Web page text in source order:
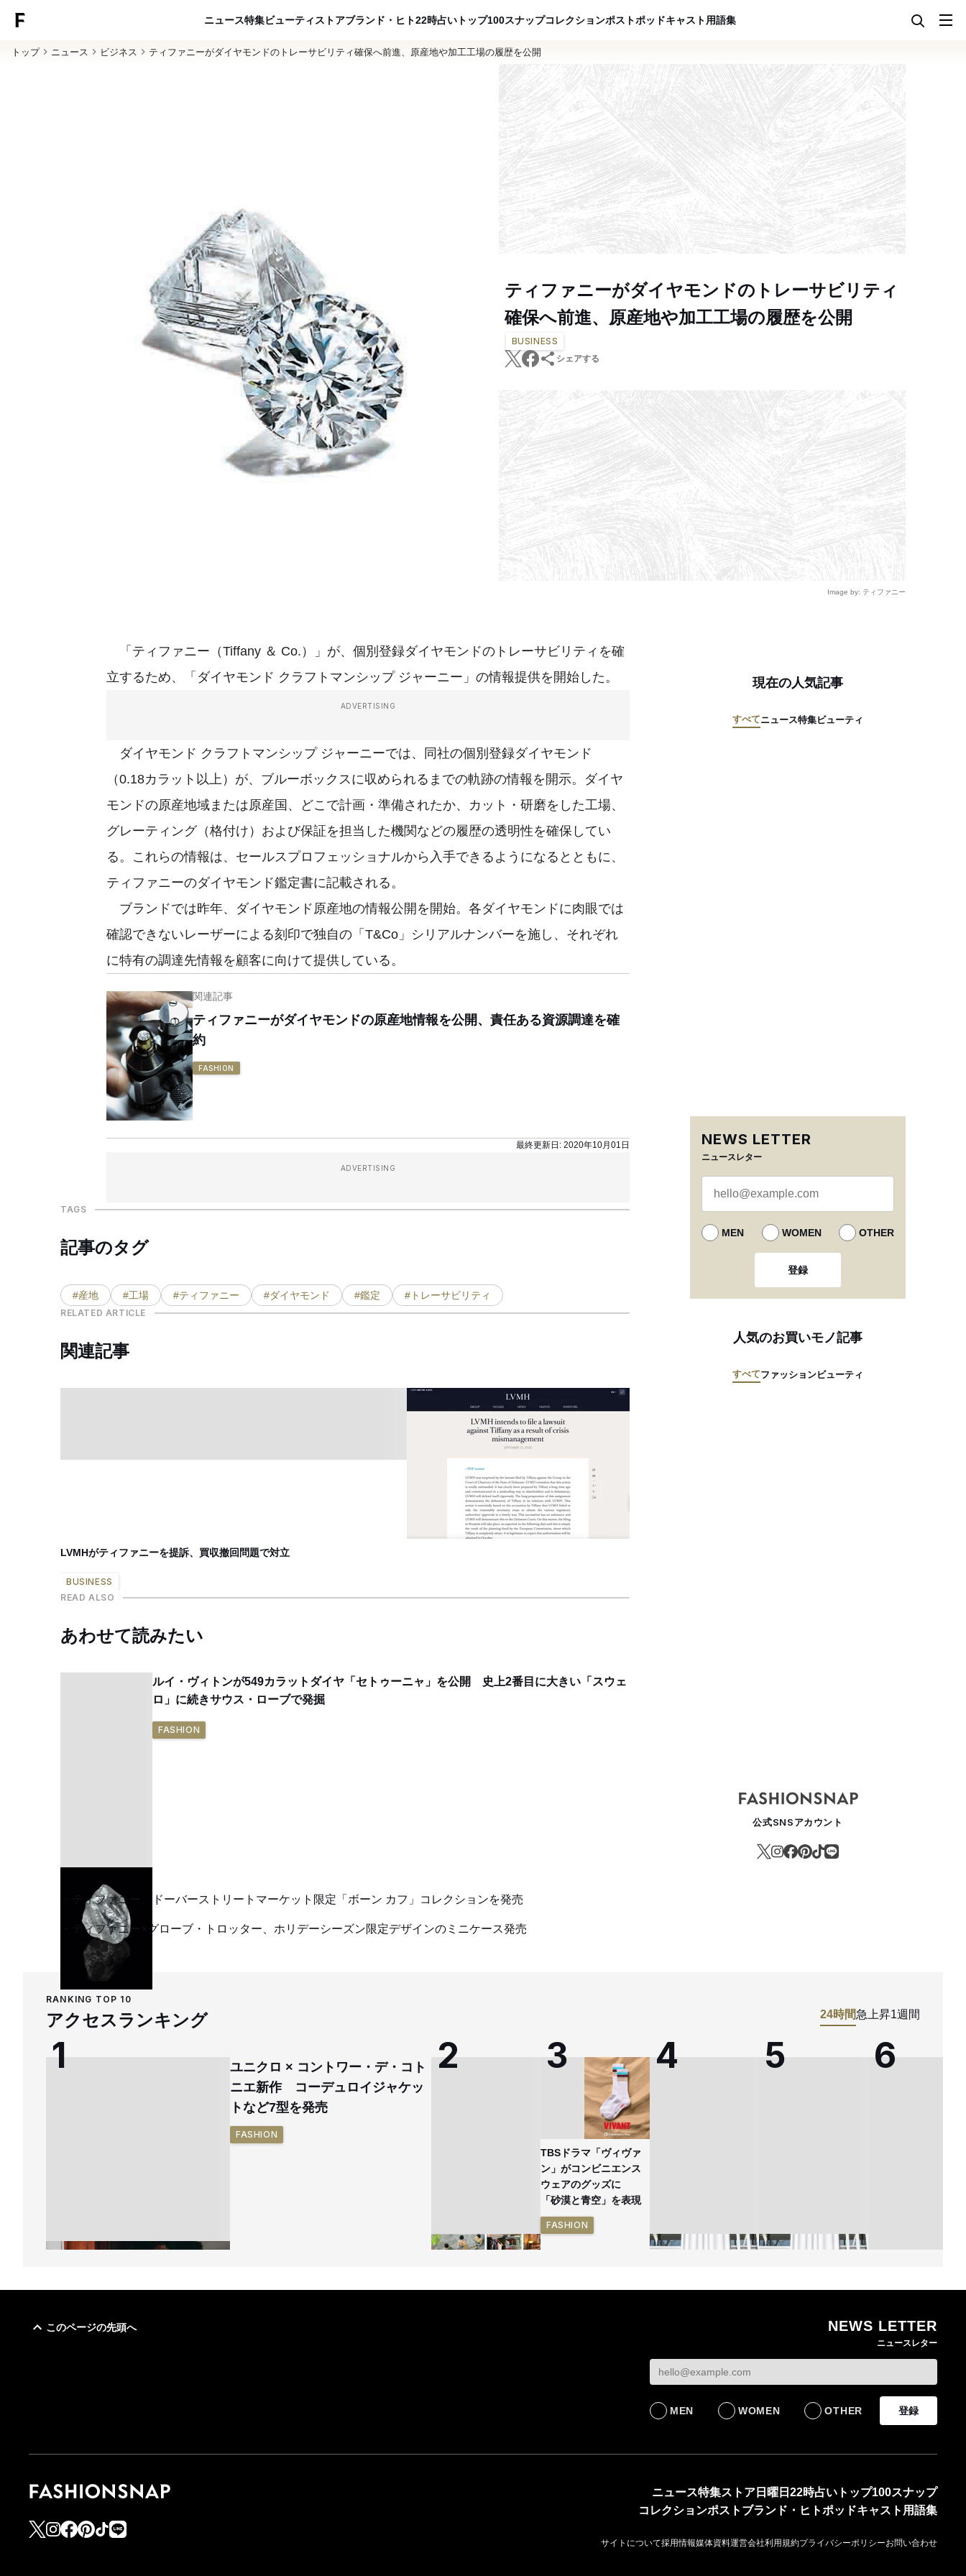
ニュース特集ビューティ ストアブランド・ヒト22時占い トップ100スナップコレクションポストポッドキャスト用語集
トップ ニュース ビジネス ティファニーがダイヤモンドのトレーサビリティ確保へ前進、原産地や加工工場の履歴を公開
ティファニーがダイヤモンドのトレーサビリティ
確保へ前進、原産地や加工工場の履歴を公開
BUSINESS
シェアする
Image by: ティファニー
「ティファニー（Tiffany ＆ Co.）」が、個別登録ダイヤモンドのトレーサビリティを確
立するため、「ダイヤモンド クラフトマンシップ ジャーニー」の情報提供を開始した。
ADVERTISING
ダイヤモンド クラフトマンシップ ジャーニーでは、同社の個別登録ダイヤモンド
（0.18カラット以上）が、ブルーボックスに収められるまでの軌跡の情報を開示。ダイヤ
モンドの原産地域または原産国、どこで計画・準備されたか、カット・研磨をした工場、
グレーティング（格付け）および保証を担当した機関などの履歴の透明性を確保してい
る。これらの情報は、セールスプロフェッショナルから入手できるようになるとともに、
ティファニーのダイヤモンド鑑定書に記載される。
ブランドでは昨年、ダイヤモンド原産地の情報公開を開始。各ダイヤモンドに肉眼では
確認できないレーザーによる刻印で独自の「T&Co」シリアルナンバーを施し、それぞれ
に特有の調達先情報を顧客に向けて提供している。
関連記事
ティファニーがダイヤモンドの原産地情報を公開、責任ある資源調達を確
約
FASHION
最終更新日: 2020年10月01日
ADVERTISING
TAGS
記事のタグ
#産地 #工場 #ティファニー #ダイヤモンド #鑑定 #トレーサビリティ
RELATED ARTICLE
関連記事
LVMHがティファニーを提訴、買収撤回問題で対立
BUSINESS
READ ALSO
あわせて読みたい
ルイ・ヴィトンが549カラットダイヤ「セトゥーニャ」を公開 史上2番目に大きい「スウェ
ロ」に続きサウス・ローブで発掘
FASHION
ティファニー、ドーバーストリートマーケット限定「ボーン カフ」コレクションを発売
ティファニー×グローブ・トロッター、ホリデーシーズン限定デザインのミニケース発売
現在の人気記事
すべてニュース特集ビューティ
NEWS LETTER
ニュースレター
MEN WOMEN OTHER
登録
人気のお買いモノ記事
すべてファッションビューティ
公式SNSアカウント
RANKING TOP 10
アクセスランキング 24時間急上昇1週間
ユニクロ × コントワー・デ・コト
ニエ新作 コーデュロイジャケッ
トなど7型を発売
FASHION
TBSドラマ「ヴィヴァ
ン」がコンビニエンス
ウェアのグッズに
「砂漠と青空」を表現
FASHION
HD 被災経緯を書面で
発表
BUSINESS
オンワードHDが緊急時
に貴重品の常時携行を
BUSINESS
【トップに聞く
オンワードHD保元道
るための企業戦略
このページの先頭へ NEWS LETTER
ニュースレター
MEN WOMEN OTHER 登録
ニュース特集ストア 日曜日22時占い トップ100スナップ
コレクションポスト ブランド・ヒトポッドキャスト 用語集
サイトについて採用情報媒体資料運営会社利用規約プライバシーポリシーお問い合わせ